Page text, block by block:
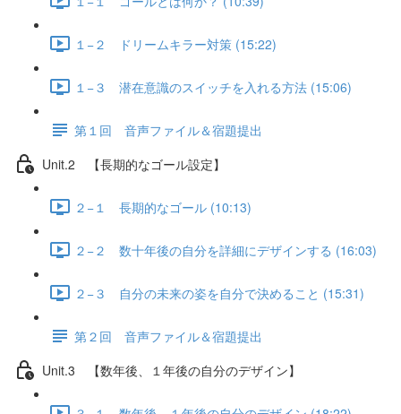
１−２ ドリームキラー対策 (15:22)
１−３ 潜在意識のスイッチを入れる方法 (15:06)
第１回 音声ファイル＆宿題提出
Unit.2 【長期的なゴール設定】
２−１ 長期的なゴール (10:13)
２−２ 数十年後の自分を詳細にデザインする (16:03)
２−３ 自分の未来の姿を自分で決めること (15:31)
第２回 音声ファイル＆宿題提出
Unit.3 【数年後、１年後の自分のデザイン】